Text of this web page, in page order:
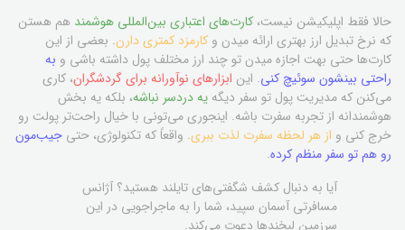
حالا فقط اپلیکیشن نیست، کارت‌های اعتباری بین‌المللی هوشمند هم هستن
که نرخ تبدیل ارز بهتری ارائه میدن و کارمزد کمتری دارن. بعضی از این
کارت‌ها حتی بهت اجازه میدن تو چند ارز مختلف پول داشته باشی و به
راحتی بینشون سوئیچ کنی. این ابزارهای نوآورانه برای گردشگران، کاری
می‌کنن که مدیریت پول تو سفر دیگه یه دردسر نباشه، بلکه یه بخش
هوشمندانه از تجربه سفرت باشه. اینجوری می‌تونی با خیال راحت‌تر پولت رو
خرج کنی و از هر لحظه سفرت لذت ببری. واقعاً که تکنولوژی، حتی جیب‌مون
رو هم تو سفر منظم کرده.
آیا به دنبال کشف شگفتی‌های تایلند هستید؟ آژانس
مسافرتی آسمان سپید، شما را به ماجراجویی در این
سرزمین لبخندها دعوت می‌کند.